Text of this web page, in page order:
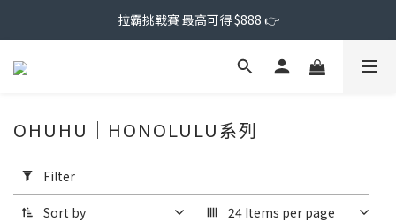
拉霸挑戰賽 最高可得 $888 👉
Filter
(0/20)
OHUHU｜HONOLULU系列
Filter
Sort by 24 Items per page